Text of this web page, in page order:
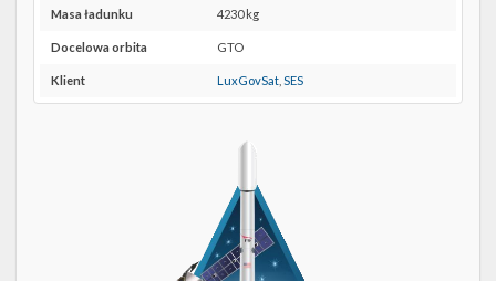
Masa ładunku 4230 kg
Docelowa orbita GTO
Klient LuxGovSat SES